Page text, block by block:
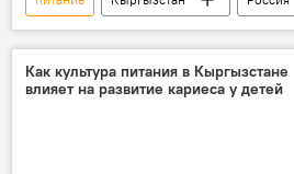
ВПП ООН
помощь
мука
Генеральное консульство России в Оше
Как культура питания в Кыргызстане
влияет на развитие кариеса у детей